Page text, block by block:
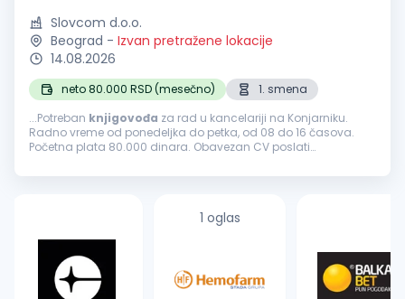
Slovcom d.o.o.
Beograd - Izvan pretražene lokacije
14.08.2026
neto 80.000 RSD (mesečno)
1. smena
...Potreban knjigovođa za rad u kancelariji na Konjarniku.
Radno vreme od ponedeljka do petka, od 08 do 16 časova.
Početna plata 80.000 dinara. Obavezan CV poslati
1 oglas